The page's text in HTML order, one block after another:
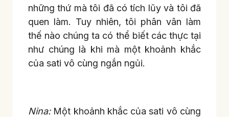
những thứ mà tôi đã có tích lũy và tôi đã
quen làm. Tuy nhiên, tôi phân vân làm
thế nào chúng ta có thể biết các thực tại
như chúng là khi mà một khoảnh khắc
của sati vô cùng ngắn ngủi.
Nina:Một khoảnh khắc của sati vô cùng